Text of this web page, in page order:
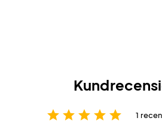
star star star star star 1